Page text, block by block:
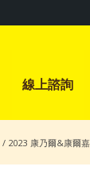
線上諮詢
/ 2023 康乃爾&康爾嘉